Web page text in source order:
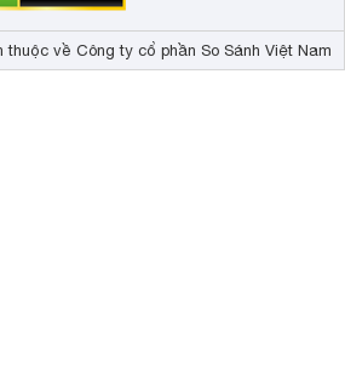
về Công ty cổ phần So Sánh Việt Nam